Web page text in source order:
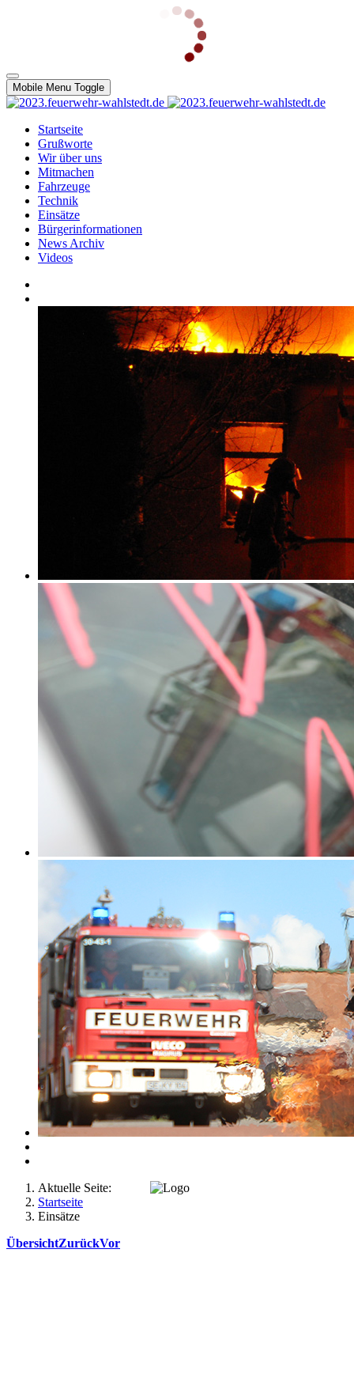
Mobile Menu Toggle
Startseite
Grußworte
Wir über uns
Mitmachen
Fahrzeuge
Technik
Einsätze
Bürgerinformationen
News Archiv
Videos
Aktuelle Seite:
Startseite
Einsätze
ÜbersichtZurückVor